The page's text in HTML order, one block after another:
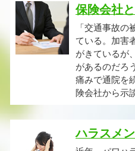
保険会社
「交通事故の
ている。加害
がきているが
があるのだろ
痛みで通院を
険会社から示
ハラスメ